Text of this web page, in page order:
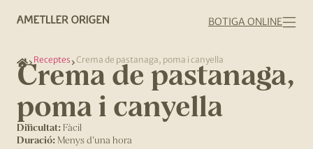
BOTIGA ONLINE
Receptes Crema de pastanaga, poma i canyella
Crema de pastanaga,
poma i canyella
Dificultat: Fàcil
Duració: Menys d'una hora